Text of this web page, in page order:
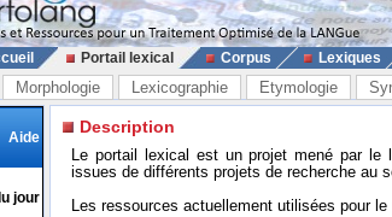
Portail lexical Corpus Lexiques
Morphologie Lexicographie Etymologie
Aide
jour
Description
Le portail lexical est un projet mené par le
issues de différents projets de recherche au
Les ressources actuellement utilisées pour